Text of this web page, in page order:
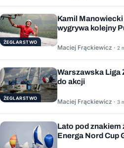
ŻEGLARSTWO
Kamil
wygrywa kolejny
Maciej Frąckiewicz · 2
ŻEGLARSTWO
Warszawska Liga
do akcji
Maciej Frąckiewicz · 3
Lato pod znakiem
Energa Nord Cup